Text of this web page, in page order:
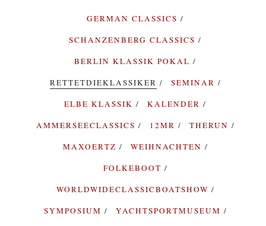
GERMAN CLASSICS
SCHANZENBERG CLASSICS
BERLIN KLASSIK POKAL
RETTETDIEKLASSIKER
SEMINAR
ELBE KLASSIK
KALENDER
AMMERSEECLASSICS
12MR
THERUN
MAXOERTZ
WEIHNACHTEN
FOLKEBOOT
WORLDWIDECLASSICBOATSHOW
SYMPOSIUM
YACHTSPORTMUSEUM